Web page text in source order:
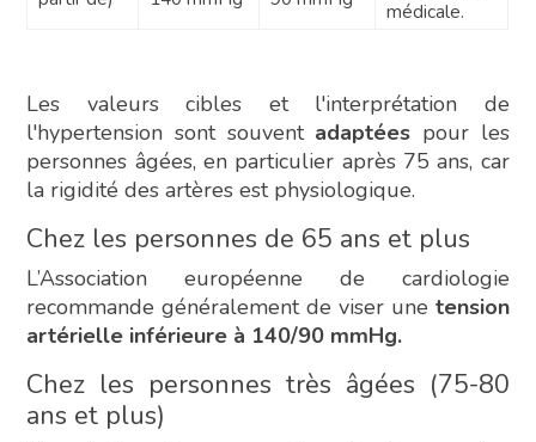
médicale.
Les valeurs cibles et l'interprétation de
l'hypertension sont souvent adaptées pour les
personnes âgées, en particulier après 75 ans, car
la rigidité des artères est physiologique.
Chez les personnes de 65 ans et plus
L’Association européenne de cardiologie
recommande généralement de viser une tension
artérielle inférieure à 140/90 mmHg.
Chez les personnes très âgées (75-80
ans et plus)